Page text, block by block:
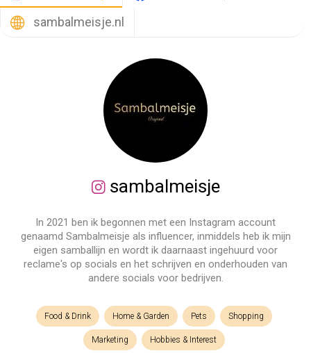
sambalmeisje.nl
sambalmeisje
In 2021 ben ik begonnen met een Instagram account
genaamd Sambalmeisje als influencer, inmiddels heb ik mijn
eigen samballijn en wordt ik daarnaast ingehuurd voor
reclame's op socials en het schrijven en onderhouden van
andere socials voor bedrijven.
Food & Drink Home & Garden Pets Shopping
Marketing Hobbies & Interest